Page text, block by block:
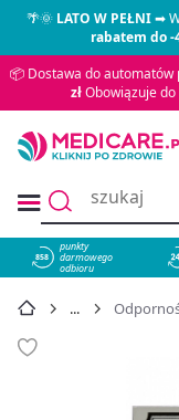
🌴🌞LATO W PEŁNI➡
rabatem do -
📦 Dostawa do automatów
złObowiązuje do
858
punkty
darmowego
odbioru
Odporność i